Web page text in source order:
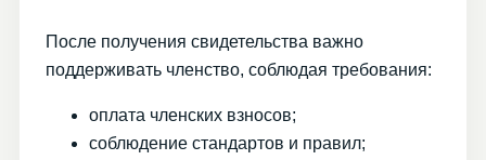
После получения свидетельства важно
поддерживать членство, соблюдая требования:
оплата членских взносов;
соблюдение стандартов и правил;